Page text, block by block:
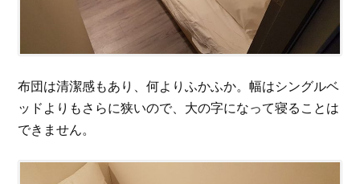
布団は清潔感もあり、何よりふかふか。幅はシングルベ
ッドよりもさらに狭いので、大の字になって寝ることは
できません。